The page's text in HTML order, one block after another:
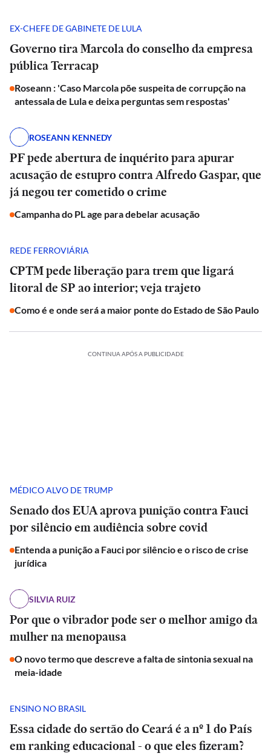
EX-CHEFE DE GABINETE DE LULA
Governo tira Marcola do conselho da empresa
pública Terracap
Roseann : 'Caso Marcola põe suspeita de corrupção na
antessala de Lula e deixa perguntas sem respostas'
ROSEANN KENNEDY
PF pede abertura de inquérito para apurar
acusação de estupro contra Alfredo Gaspar, que
já negou ter cometido o crime
Campanha do PL age para debelar acusação
REDE FERROVIÁRIA
CPTM pede liberação para trem que ligará
litoral de SP ao interior; veja trajeto
Como é e onde será a maior ponte do Estado de São Paulo
CONTINUA APÓS A PUBLICIDADE
MÉDICO ALVO DE TRUMP
Senado dos EUA aprova punição contra Fauci
por silêncio em audiência sobre covid
Entenda a punição a Fauci por silêncio e o risco de crise
jurídica
SILVIA RUIZ
Por que o vibrador pode ser o melhor amigo da
mulher na menopausa
O novo termo que descreve a falta de sintonia sexual na
meia-idade
ENSINO NO BRASIL
Essa cidade do sertão do Ceará é a nº 1 do País
em ranking educacional - o que eles fizeram?